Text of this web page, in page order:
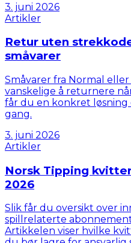
3. juni 2026
Artikler
Retur uten
småvarer
Småvarer fra Normal
vanskelige å returnere
får du en konkret
gang.
3. juni 2026
Artikler
Norsk Tipping
2026
Slik får du oversikt over
spillrelaterte
Artikkelen viser hvilke